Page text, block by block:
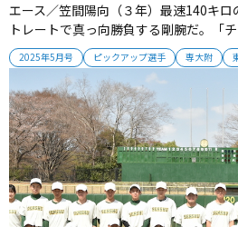
2025年5月号 ピックアップ選手 専大附
エース／笠間陽向（３年）最速140キ
トレートで真っ向勝負する剛腕だ。「
グをみせたい」 キーマン中口隼輔（３
（３年＝遊撃手）髙橋塁（３年＝一塁
中口は、高い出塁率でチームを活性し
要。髙橋は走攻守３...